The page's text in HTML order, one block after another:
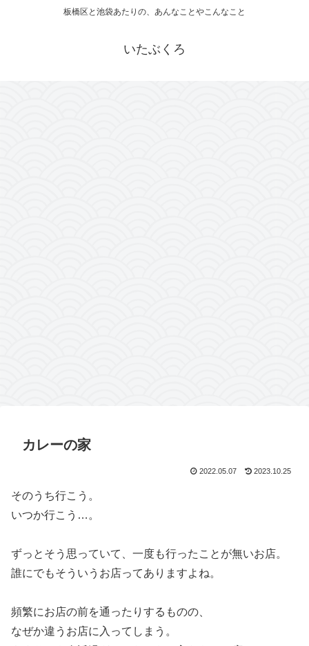
板橋区と池袋あたりの、あんなことやこんなこと
いたぶくろ
カレーの家
2022.05.07 2023.10.25
そのうち行こう。
いつか行こう…。
ずっとそう思っていて、一度も行ったことが無いお店。
誰にでもそういうお店ってありますよね。
頻繁にお店の前を通ったりするものの、
なぜか違うお店に入ってしまう。